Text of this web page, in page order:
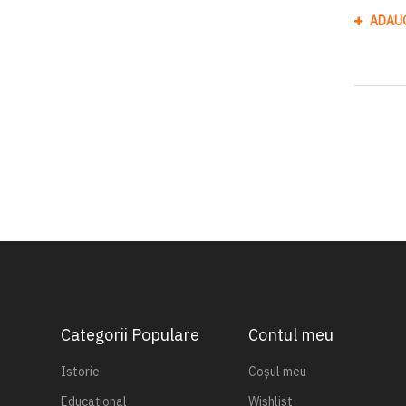
Categorii Populare
Istorie
Educațional
Contul meu
Coșul meu
Wishlist